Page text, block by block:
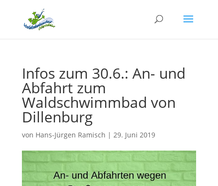
Infos zum 30.6.: An- und
Abfahrt zum
Waldschwimmbad von
Dillenburg
von Hans-Jürgen Ramisch | 29. Juni 2019